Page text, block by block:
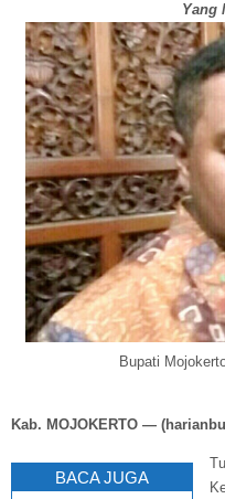
Yang
Bupati
Kab. MOJOKERTO —
BACA JUGA